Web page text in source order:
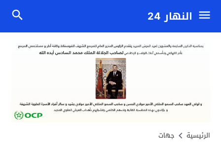
النهار 24
الرئيسية جهات